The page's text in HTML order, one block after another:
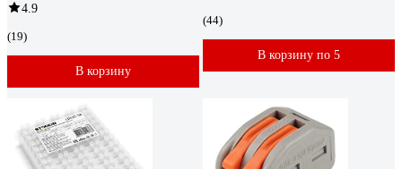
4.9
(19)
В корзину
(44)
В корзину по 5